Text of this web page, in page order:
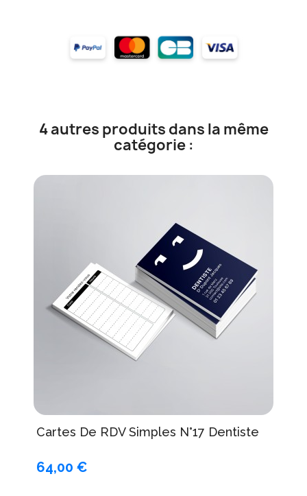
4 autres produits dans la même
catégorie :
Cartes De RDV Simples N°17 Dentiste
64,00 €